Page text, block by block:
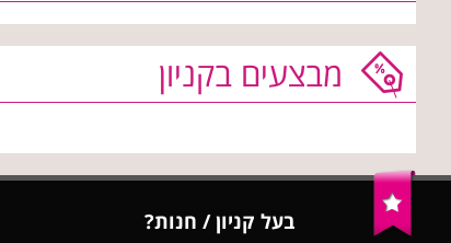
מבצעים בקניון
בעל קניון / חנות?